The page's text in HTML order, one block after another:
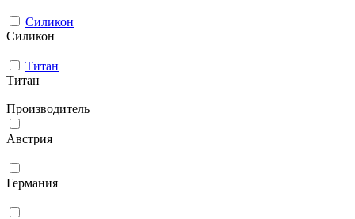
Силикон
Силикон
Титан
Титан
Производитель
Австрия
Германия